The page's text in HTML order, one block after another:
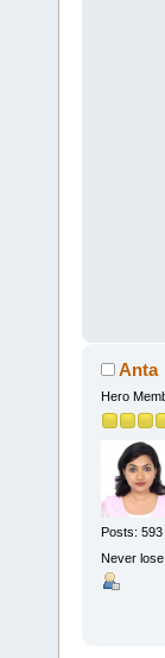
Anta
Hero
Posts: 593
Never